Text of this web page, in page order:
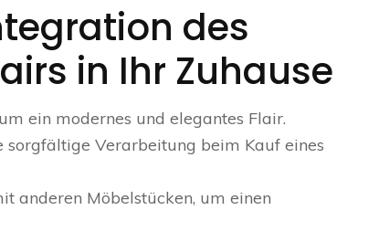
des
in Ihr Zuhause
ein modernes und elegantes Flair.
Verarbeitung beim Kauf eines
anderen Möbelstücken, um einen